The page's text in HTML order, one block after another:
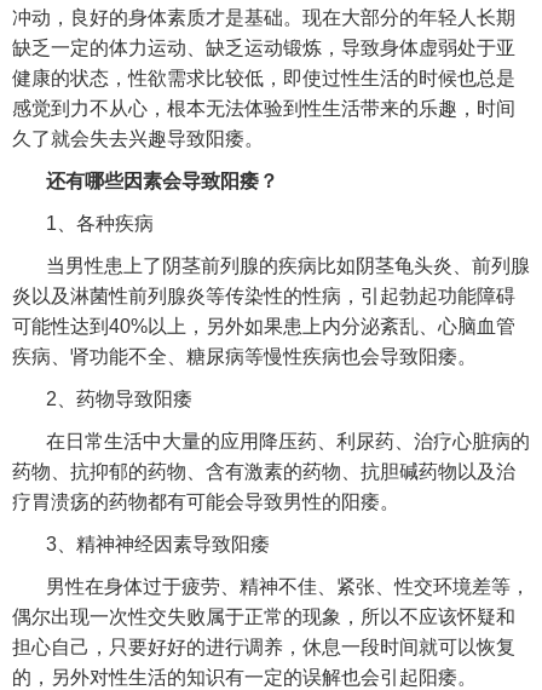
冲动，良好的身体素质才是基础。现在大部分的年轻人长期
缺乏一定的体力运动、缺乏运动锻炼，导致身体虚弱处于亚
健康的状态，性欲需求比较低，即使过性生活的时候也总是
感觉到力不从心，根本无法体验到性生活带来的乐趣，时间
久了就会失去兴趣导致阳痿。
还有哪些因素会导致阳痿？
1、各种疾病
当男性患上了阴茎前列腺的疾病比如阴茎龟头炎、前列腺
炎以及淋菌性前列腺炎等传染性的性病，引起勃起功能障碍
可能性达到40%以上，另外如果患上内分泌紊乱、心脑血管
疾病、肾功能不全、糖尿病等慢性疾病也会导致阳痿。
2、药物导致阳痿
在日常生活中大量的应用降压药、利尿药、治疗心脏病的
药物、抗抑郁的药物、含有激素的药物、抗胆碱药物以及治
疗胃溃疡的药物都有可能会导致男性的阳痿。
3、精神神经因素导致阳痿
男性在身体过于疲劳、精神不佳、紧张、性交环境差等，
偶尔出现一次性交失败属于正常的现象，所以不应该怀疑和
担心自己，只要好好的进行调养，休息一段时间就可以恢复
的，另外对性生活的知识有一定的误解也会引起阳痿。